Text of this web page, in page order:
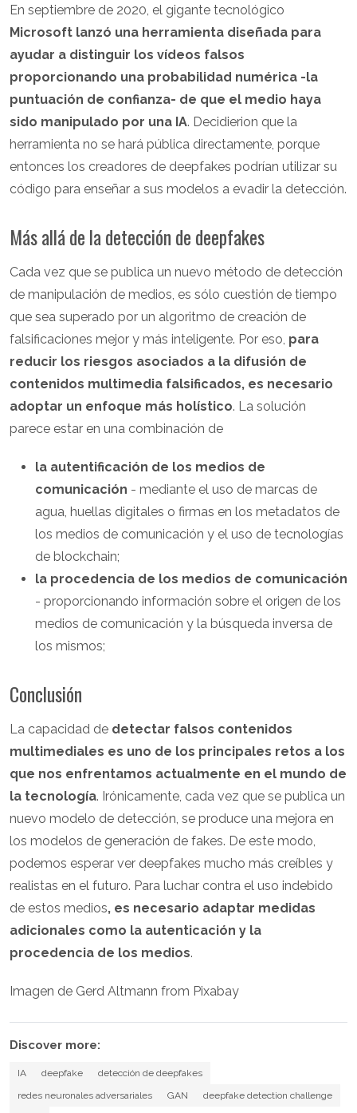
En septiembre de 2020, el gigante tecnológico
Microsoft lanzó una herramienta diseñada para
ayudar a distinguir los vídeos falsos
proporcionando una probabilidad numérica -la
puntuación de confianza- de que el medio haya
sido manipulado por una IA. Decidierion que la
herramienta no se hará pública directamente, porque
entonces los creadores de deepfakes podrían utilizar su
código para enseñar a sus modelos a evadir la detección.
Más allá de la detección de deepfakes
Cada vez que se publica un nuevo método de detección
de manipulación de medios, es sólo cuestión de tiempo
que sea superado por un algoritmo de creación de
falsificaciones mejor y más inteligente. Por eso, para
reducir los riesgos asociados a la difusión de
contenidos multimedia falsificados, es necesario
adoptar un enfoque más holístico. La solución
parece estar en una combinación de
la autentificación de los medios de
comunicación - mediante el uso de marcas de
agua, huellas digitales o firmas en los metadatos de
los medios de comunicación y el uso de tecnologías
de blockchain;
la procedencia de los medios de comunicación
- proporcionando información sobre el origen de los
medios de comunicación y la búsqueda inversa de
los mismos;
Conclusión
La capacidad de detectar falsos contenidos
multimediales es uno de los principales retos a los
que nos enfrentamos actualmente en el mundo de
la tecnología. Irónicamente, cada vez que se publica un
nuevo modelo de detección, se produce una mejora en
los modelos de generación de fakes. De este modo,
podemos esperar ver deepfakes mucho más creíbles y
realistas en el futuro. Para luchar contra el uso indebido
de estos medios, es necesario adaptar medidas
adicionales como la autenticación y la
procedencia de los medios.
Imagen de Gerd Altmann from Pixabay
Discover more:
IA deepfake
detección de deepfakes
redes neuronales adversariales
GAN
deepfake detection challenge